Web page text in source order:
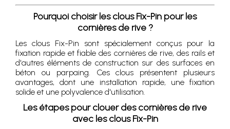
Pourquoi choisir les clous Fix-Pin pour les
cornières de rive ?
Les clous Fix-Pin sont spécialement conçus pour la
fixation rapide et fiable des cornières de rive, des rails et
d'autres éléments de construction sur des surfaces en
béton ou parpaing. Ces clous présentent plusieurs
avantages, dont une installation rapide, une fixation
solide et une polyvalence d'utilisation.
Les étapes pour clouer des cornières de rive
avec les clous Fix-Pin